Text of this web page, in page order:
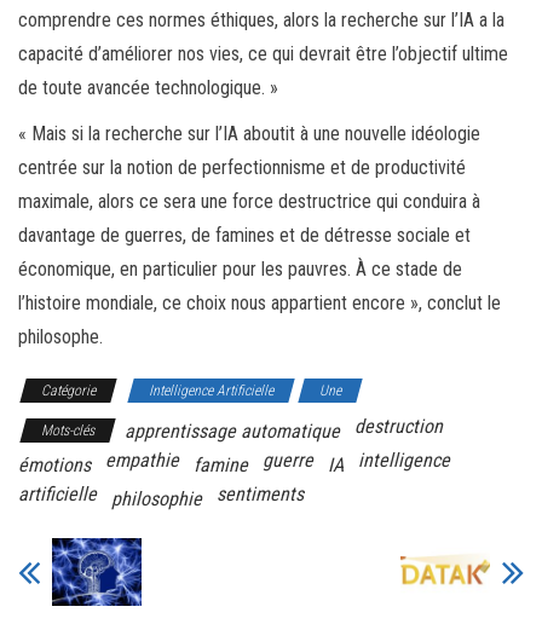
comprendre ces normes éthiques, alors la recherche sur l’IA a la
capacité d’améliorer nos vies, ce qui devrait être l’objectif ultime
de toute avancée technologique. »
« Mais si la recherche sur l’IA aboutit à une nouvelle idéologie
centrée sur la notion de perfectionnisme et de productivité
maximale, alors ce sera une force destructrice qui conduira à
davantage de guerres, de famines et de détresse sociale et
économique, en particulier pour les pauvres. À ce stade de
l’histoire mondiale, ce choix nous appartient encore », conclut le
philosophe.
Catégorie Intelligence Artificielle Une
Mots-clés apprentissage automatique
destruction
émotions
empathie famine guerre IA
intelligence
artificielle
philosophie sentiments